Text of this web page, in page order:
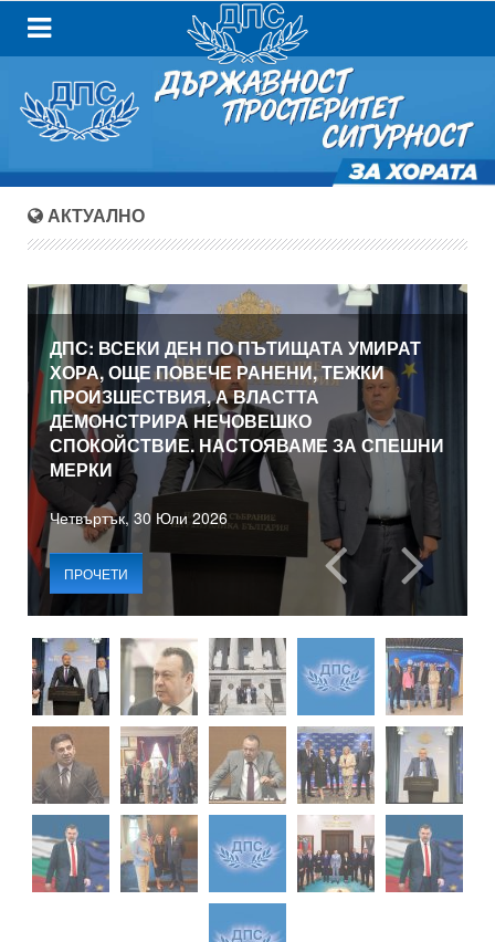
АКТУАЛНО
ДПС: ВСЕКИ ДЕН ПО ПЪТИЩАТА УМИРАТ
ХОРА, ОЩЕ ПОВЕЧЕ РАНЕНИ, ТЕЖКИ
ПРОИЗШЕСТВИЯ, А ВЛАСТТА
ДЕМОНСТРИРА НЕЧОВЕШКО
СПОКОЙСТВИЕ. НАСТОЯВАМЕ ЗА СПЕШНИ
МЕРКИ
Четвъртък, 30 Юли 2026
ПРОЧЕТИ